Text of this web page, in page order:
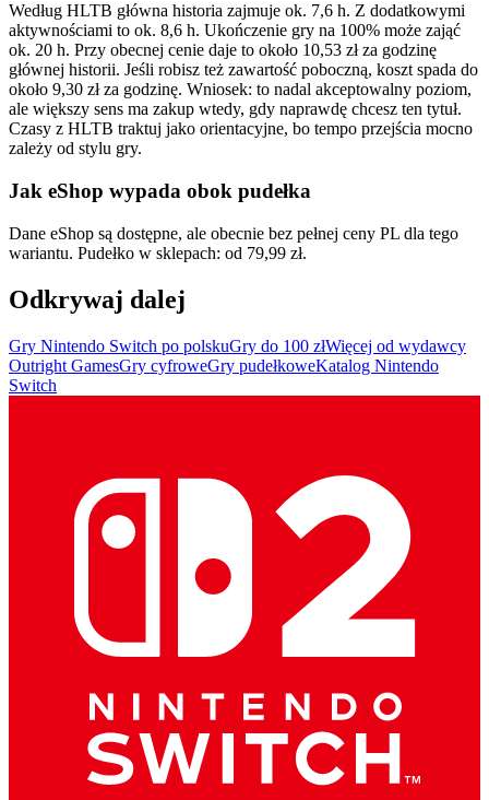
Według HLTB główna historia zajmuje ok. 7,6 h. Z dodatkowymi
aktywnościami to ok. 8,6 h. Ukończenie gry na 100% może zająć
ok. 20 h. Przy obecnej cenie daje to około 10,53 zł za godzinę
głównej historii. Jeśli robisz też zawartość poboczną, koszt spada do
około 9,30 zł za godzinę. Wniosek: to nadal akceptowalny poziom,
ale większy sens ma zakup wtedy, gdy naprawdę chcesz ten tytuł.
Czasy z HLTB traktuj jako orientacyjne, bo tempo przejścia mocno
zależy od stylu gry.
Jak eShop wypada obok pudełka
Dane eShop są dostępne, ale obecnie bez pełnej ceny PL dla tego
wariantu. Pudełko w sklepach: od 79,99 zł.
Odkrywaj dalej
Gry Nintendo Switch po polskuGry do 100 złWięcej od wydawcy
Outright GamesGry cyfroweGry pudełkoweKatalog Nintendo
Switch